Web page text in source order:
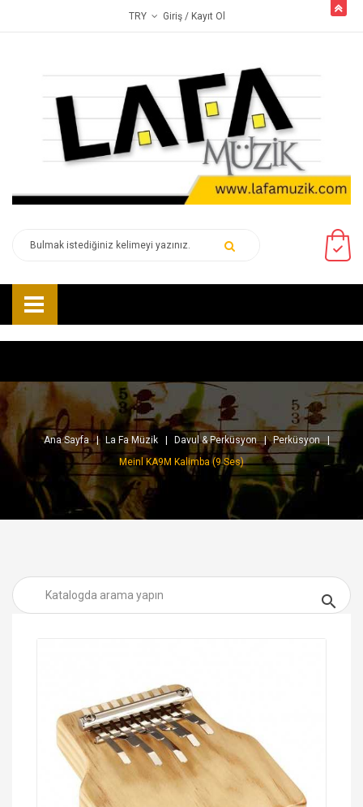
TRY Giriş / Kayıt Ol
Ana Sayfa La Fa Müzik Davul & Perküsyon
Perküsyon
Meinl KA9M Kalimba (9 Ses)
